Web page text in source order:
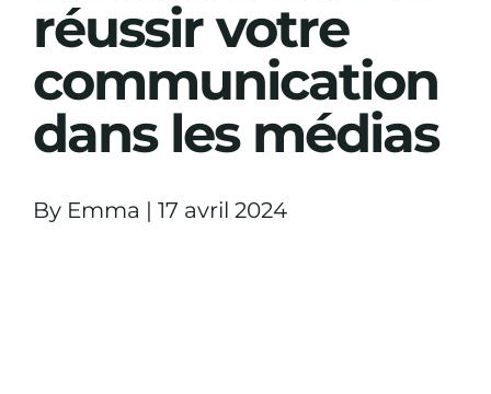
réussir votre
communication
dans les médias
By Emma | 17 avril 2024